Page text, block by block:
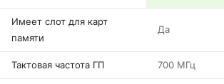
Имеет слот для карт
памяти
Да
Тактовая частота ГП 700 МГц